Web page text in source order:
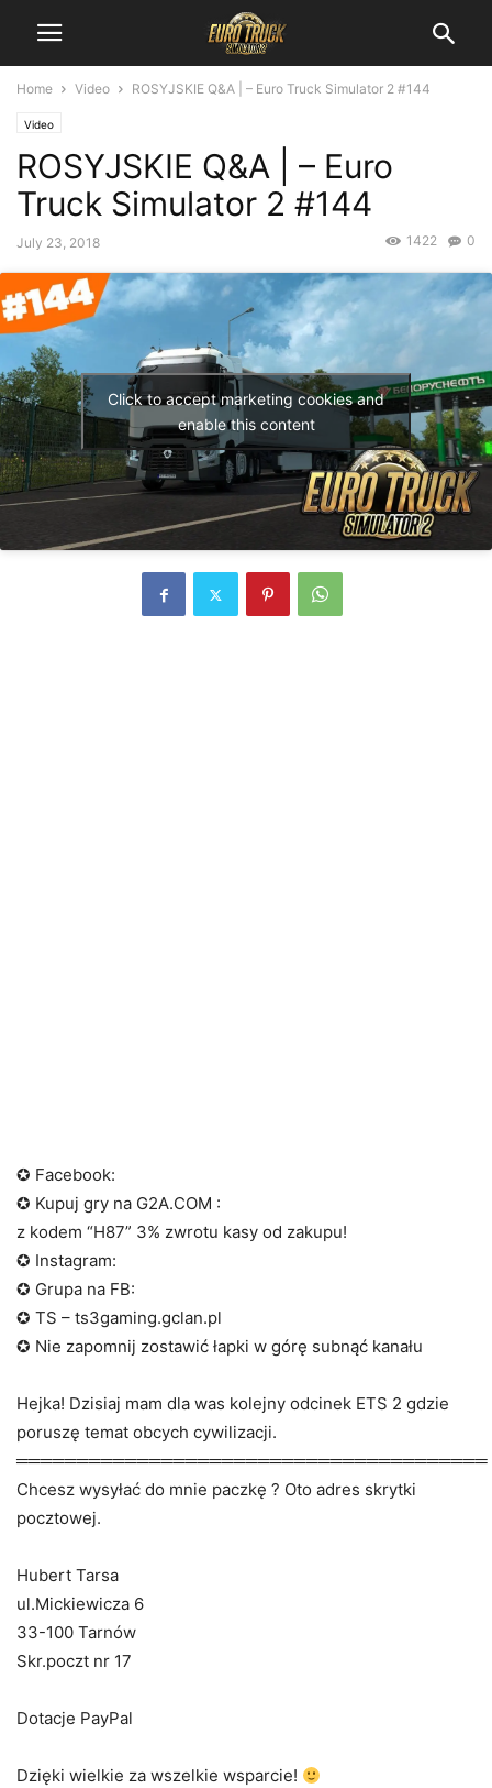
Home Video ROSYJSKIE Q&A | – Euro Truck Simulator 2 #144
Video
ROSYJSKIE Q&A | – Euro
Truck Simulator 2 #144
July 23, 2018 0
1422
Click to accept marketing cookies and
enable this content
✪ Facebook:
✪ Kupuj gry na G2A.COM :
z kodem “H87” 3% zwrotu kasy od zakupu!
✪ Instagram:
✪ Grupa na FB:
✪ TS – ts3gaming.gclan.pl
✪ Nie zapomnij zostawić łapki w górę subnąć kanału
Hejka! Dzisiaj mam dla was kolejny odcinek ETS 2 gdzie
poruszę temat obcych cywilizacji.
═══════════════════════════════════════
Chcesz wysyłać do mnie paczkę ? Oto adres skrytki
pocztowej.
Hubert Tarsa
ul.Mickiewicza 6
33-100 Tarnów
Skr.poczt nr 17
Dotacje PayPal
Dzięki wielkie za wszelkie wsparcie!